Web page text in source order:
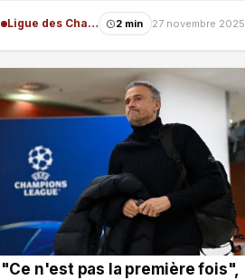
devant la nouvelle …
Ligue des Champions 2 min 27 novembre 2025
"Ce n'est pas la première fois",